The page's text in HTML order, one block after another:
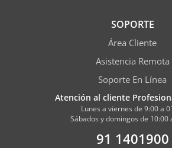
SOPORTE
Área Cliente
Asistencia Remota
Soporte En Línea
Atención al cliente
Lunes a viernes de 9:00 a
Sábados y domingos de 10:00
91 1401900